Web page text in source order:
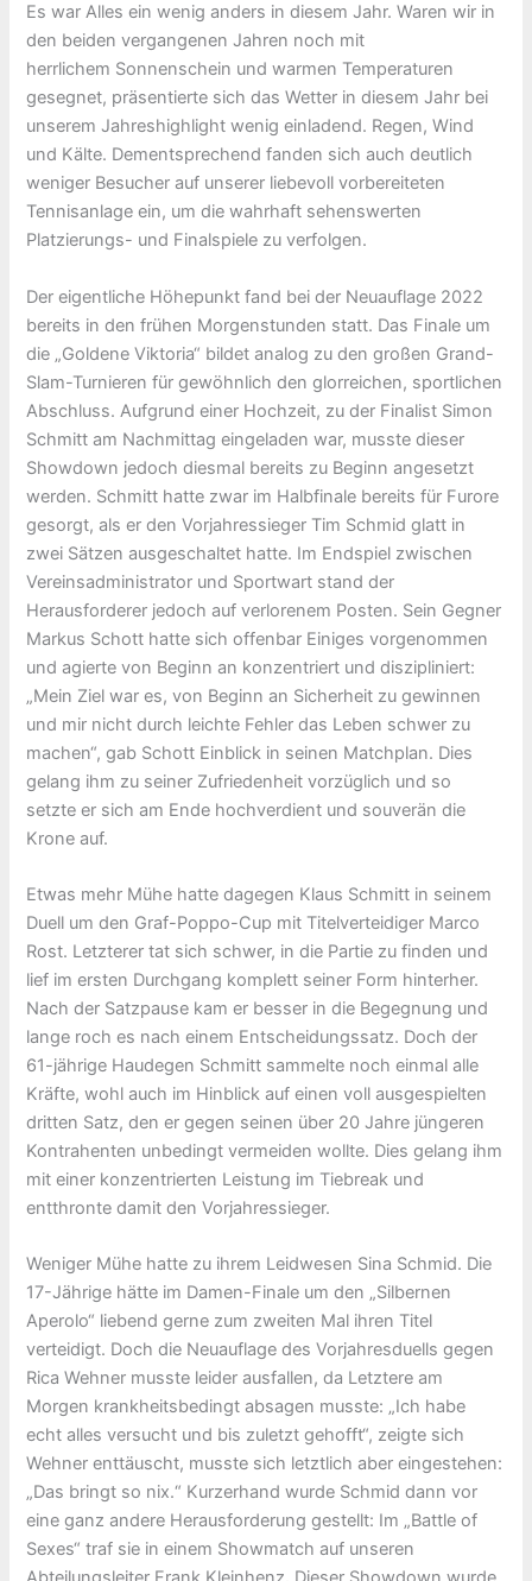
Es war Alles ein wenig anders in diesem Jahr. Waren wir in
den beiden vergangenen Jahren noch mit
herrlichem Sonnenschein und warmen Temperaturen
gesegnet, präsentierte sich das Wetter in diesem Jahr bei
unserem Jahreshighlight wenig einladend. Regen, Wind
und Kälte. Dementsprechend fanden sich auch deutlich
weniger Besucher auf unserer liebevoll vorbereiteten
Tennisanlage ein, um die wahrhaft sehenswerten
Platzierungs- und Finalspiele zu verfolgen.
Der eigentliche Höhepunkt fand bei der Neuauflage 2022
bereits in den frühen Morgenstunden statt. Das Finale um
die „Goldene Viktoria“ bildet analog zu den großen Grand-
Slam-Turnieren für gewöhnlich den glorreichen, sportlichen
Abschluss. Aufgrund einer Hochzeit, zu der Finalist Simon
Schmitt am Nachmittag eingeladen war, musste dieser
Showdown jedoch diesmal bereits zu Beginn angesetzt
werden. Schmitt hatte zwar im Halbfinale bereits für Furore
gesorgt, als er den Vorjahressieger Tim Schmid glatt in
zwei Sätzen ausgeschaltet hatte. Im Endspiel zwischen
Vereinsadministrator und Sportwart stand der
Herausforderer jedoch auf verlorenem Posten. Sein Gegner
Markus Schott hatte sich offenbar Einiges vorgenommen
und agierte von Beginn an konzentriert und diszipliniert:
„Mein Ziel war es, von Beginn an Sicherheit zu gewinnen
und mir nicht durch leichte Fehler das Leben schwer zu
machen“, gab Schott Einblick in seinen Matchplan. Dies
gelang ihm zu seiner Zufriedenheit vorzüglich und so
setzte er sich am Ende hochverdient und souverän die
Krone auf.
Etwas mehr Mühe hatte dagegen Klaus Schmitt in seinem
Duell um den Graf-Poppo-Cup mit Titelverteidiger Marco
Rost. Letzterer tat sich schwer, in die Partie zu finden und
lief im ersten Durchgang komplett seiner Form hinterher.
Nach der Satzpause kam er besser in die Begegnung und
lange roch es nach einem Entscheidungssatz. Doch der
61-jährige Haudegen Schmitt sammelte noch einmal alle
Kräfte, wohl auch im Hinblick auf einen voll ausgespielten
dritten Satz, den er gegen seinen über 20 Jahre jüngeren
Kontrahenten unbedingt vermeiden wollte. Dies gelang ihm
mit einer konzentrierten Leistung im Tiebreak und
entthronte damit den Vorjahressieger.
Weniger Mühe hatte zu ihrem Leidwesen Sina Schmid. Die
17-Jährige hätte im Damen-Finale um den „Silbernen
Aperolo“ liebend gerne zum zweiten Mal ihren Titel
verteidigt. Doch die Neuauflage des Vorjahresduells gegen
Rica Wehner musste leider ausfallen, da Letztere am
Morgen krankheitsbedingt absagen musste: „Ich habe
echt alles versucht und bis zuletzt gehofft“, zeigte sich
Wehner enttäuscht, musste sich letztlich aber eingestehen:
„Das bringt so nix.“ Kurzerhand wurde Schmid dann vor
eine ganz andere Herausforderung gestellt: Im „Battle of
Sexes“ traf sie in einem Showmatch auf unseren